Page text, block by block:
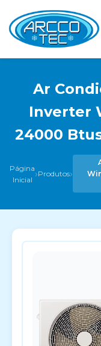
Ar
Inverter
24000
Página
Inicial ›Produtos›